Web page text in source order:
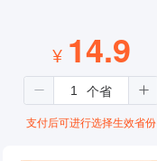
¥ 14.9
支付后可进行选择生效省份